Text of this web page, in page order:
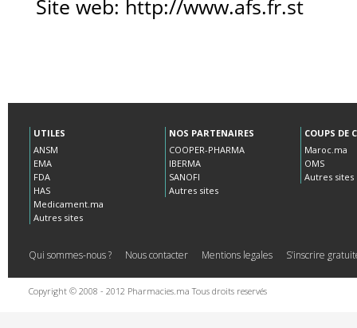
UTILES
ANSM
EMA
FDA
HAS
Medicament.ma
Autres sites
NOS PARTENAIRES
COOPER-PHARMA
IBERMA
SANOFI
Autres sites
COUPS DE
Maroc.ma
OMS
Autres sites
Qui sommes-nous ? Nous contacter Mentions legales S’inscrire
Copyright © 2008 - 2012 Pharmacies.ma Tous droits reservés